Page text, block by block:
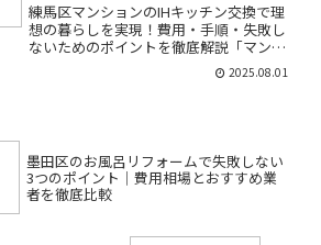
練馬区マンションのIHキッチン交換で理
想の暮らしを実現！費用・手順・失敗し
ないためのポイントを徹底解説「マンシ
ョンのキッチンが古くなって使いづら
い」「IHキッチンへの交換を考えている
2025.08.01
墨田区のお風呂リフォームで失敗しない
3つのポイント｜費用相場とおすすめ業
者を徹底比較